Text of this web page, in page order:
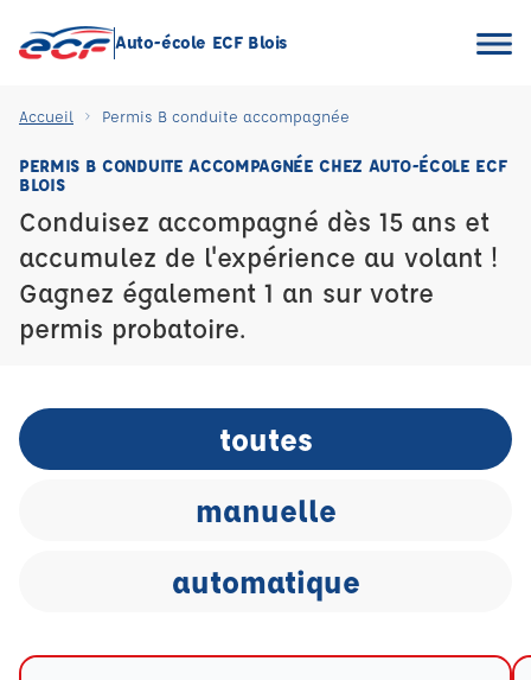
Auto-école ECF Blois
Accueil Permis B conduite accompagnée
PERMIS B CONDUITE ACCOMPAGNÉE CHEZ AUTO-ÉCOLE ECF
BLOIS
Conduisez accompagné dès 15 ans et
accumulez de l'expérience au volant !
Gagnez également 1 an sur votre
permis probatoire.
toutes
manuelle
automatique